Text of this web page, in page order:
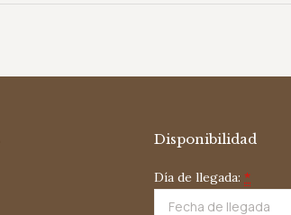
Disponibilidad
Día de llegada: *